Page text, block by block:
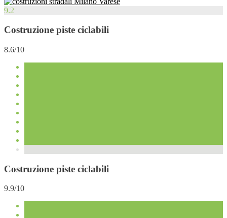
9.2
Costruzione piste ciclabili
8.6/10
Costruzione piste ciclabili
9.9/10